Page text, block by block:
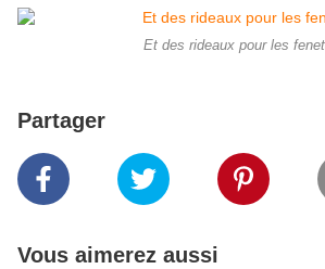
Et des rideaux pour les
Partager
Vous aimerez aussi